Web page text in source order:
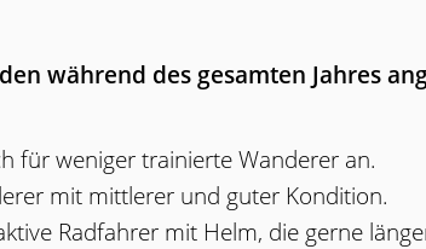
während des gesamten Jahres
für weniger trainierte Wanderer an.
mit mittlerer und guter Kondition.
Radfahrer mit Helm, die gerne